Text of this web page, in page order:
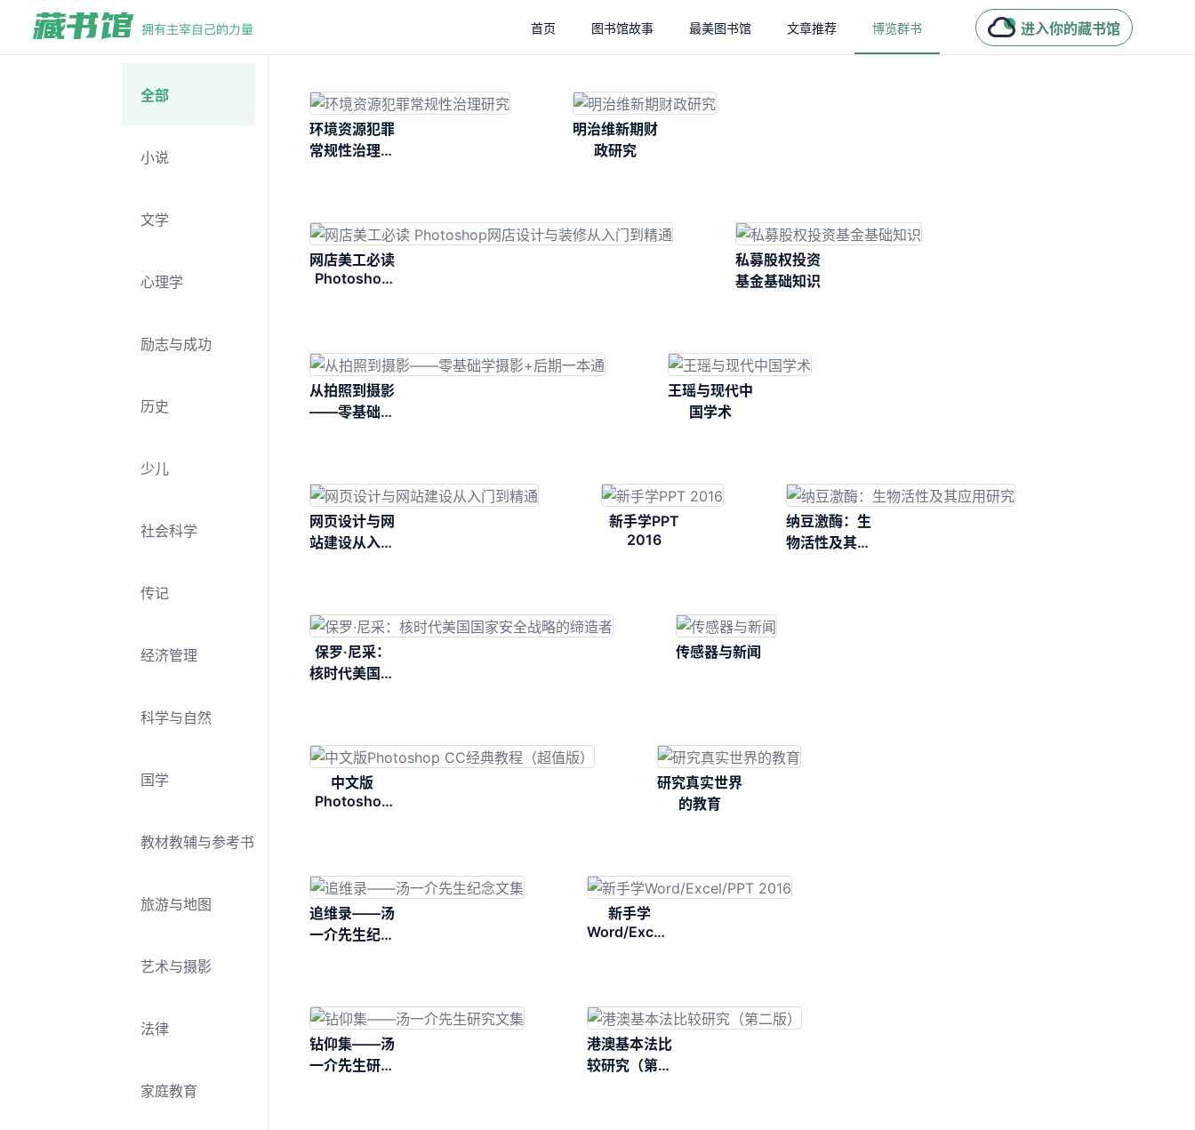
首页 图书馆故事 最美图书馆 文章推荐 博览群书 进入你的藏书馆
全部
小说
文学
心理学
励志与成功
历史
少儿
社会科学
传记
经济管理
科学与自然
国学
教材教辅与参考书
旅游与地图
艺术与摄影
法律
家庭教育
环境资源犯罪
常规性治理研
明治维新期财
政研究
网店美工必读
Photoshop
私募股权投资
基金基础知识
从拍照到摄影
——零基础学
王瑶与现代中
国学术
网页设计与网
站建设从入门
新手学PPT
2016
纳豆激酶：生
物活性及其应
保罗·尼采：
核时代美国国
传感器与新闻
中文版
Photoshop
研究真实世界
的教育
追维录——汤
一介先生纪念
新手学
Word/Excel/PPT
钻仰集——汤
一介先生研究
港澳基本法比
较研究（第二